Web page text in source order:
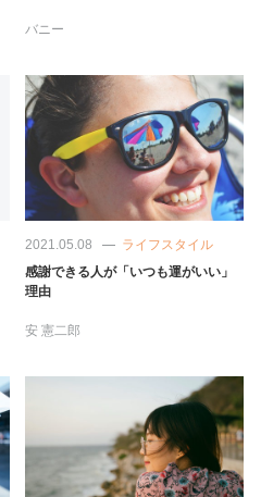
バニー
2021.05.08
ライフスタイル
感謝できる人が「いつも運がいい」
理由
安 憲二郎